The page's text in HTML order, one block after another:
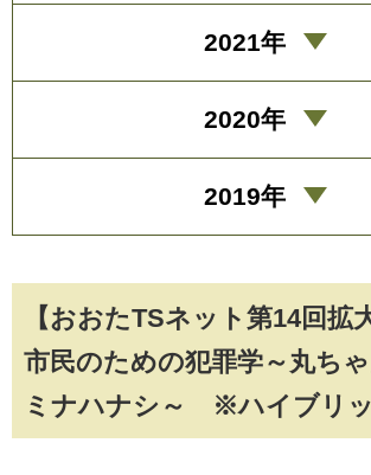
【おおたTSネット第14回拡
市民のための犯罪学～丸ち
ミナハナシ～ ※ハイブリ
2021年
2020年
2019年